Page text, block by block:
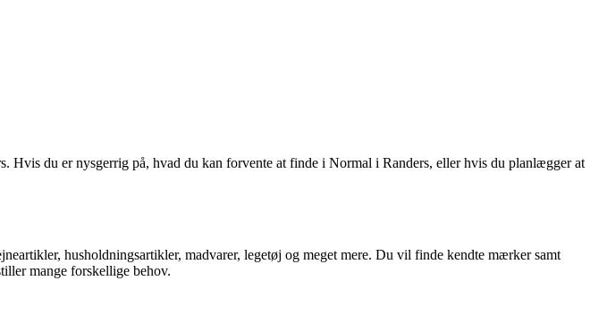
du er nysgerrig på, hvad du kan forvente at finde i Normal i Randers, eller hvis du planlægger at
husholdningsartikler, madvarer, legetøj og meget mere. Du vil finde kendte mærker samt
mange forskellige behov.